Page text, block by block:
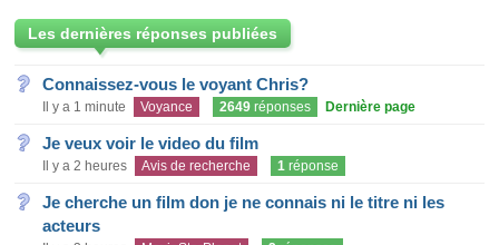
Les dernières réponses publiées
Connaissez-vous le voyant Chris?
Il y a 1 minute Voyance 2649 réponses Dernière page
Je veux voir le video du film
Il y a 2 heures Avis de recherche 1 réponse
Je cherche un film don je ne connais ni le titre ni les
acteurs